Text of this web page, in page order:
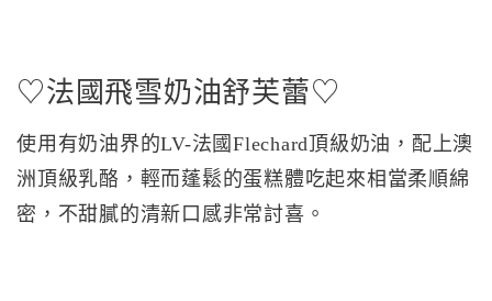
♡法國飛雪奶油舒芙蕾♡
使用有奶油界的LV-法國Flechard頂級奶油，配上澳
洲頂級乳酪，輕而蓬鬆的蛋糕體吃起來相當柔順綿
密，不甜膩的清新口感非常討喜。